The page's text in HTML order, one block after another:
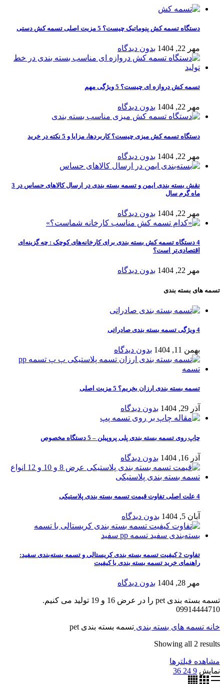
دستگاه تسمه کش پنوماتیک چیست؟ 5 مزیت اصلی تسمه کش دستی
مهر 22, 1404 بدون دیدگاه
تسمه کش دروازه ای چیست؟ 5 ویژگی مهم
مهر 22, 1404 بدون دیدگاه
دستگاه تسمه کش میزی چیست؟ کاربردها، مزایا و 5 نکته در خرید
مهر 22, 1404 بدون دیدگاه
نقش بسته‌ بندی ایمن و تسمه بسته بندی در ارسال کالاهای حساس در 3
ماه‌ گرم سال
مهر 22, 1404 بدون دیدگاه
4 دستگاه تسمه کش بسته بندی برای کارخانه‌های کوچک : چه گزینه‌ای
اقتصادی‌تر است؟
مهر 22, 1404 بدون دیدگاه
تسمه های بسته بندی
4 ویژگی تسمه بسته‌ بندی صادراتی
بهمن 11, 1404 بدون دیدگاه
تسمه بسته بندی ارزان بخریم؟ 5 مزیت اصلی
آذر 29, 1404 بدون دیدگاه
چاپ روی تسمه بسته بندی پلی‌ پروپیلن – 5 دستگاه مخصوص
آذر 16, 1404 بدون دیدگاه
4 علت اصلی تفاوت قیمت تسمه بسته بندی پلاستیکی
آبان 5, 1404 بدون دیدگاه
تفاوت 2 کیفیت تسمه بسته‌ بندی کریستالی و تسمه بسته‌بندی سفید:
راهنمای خرید تسمه بسته بندی با کیفیت
مهر 28, 1404 بدون دیدگاه
تسمه بسته بندی pet را در عرض 16 و 19 تولید می کنیم.
09914444710
خانه تسمه های بسته بندی تسمه بسته بندی pet
Showing all 2 results
مشاهده فیلترها
نمایش 9
24
36